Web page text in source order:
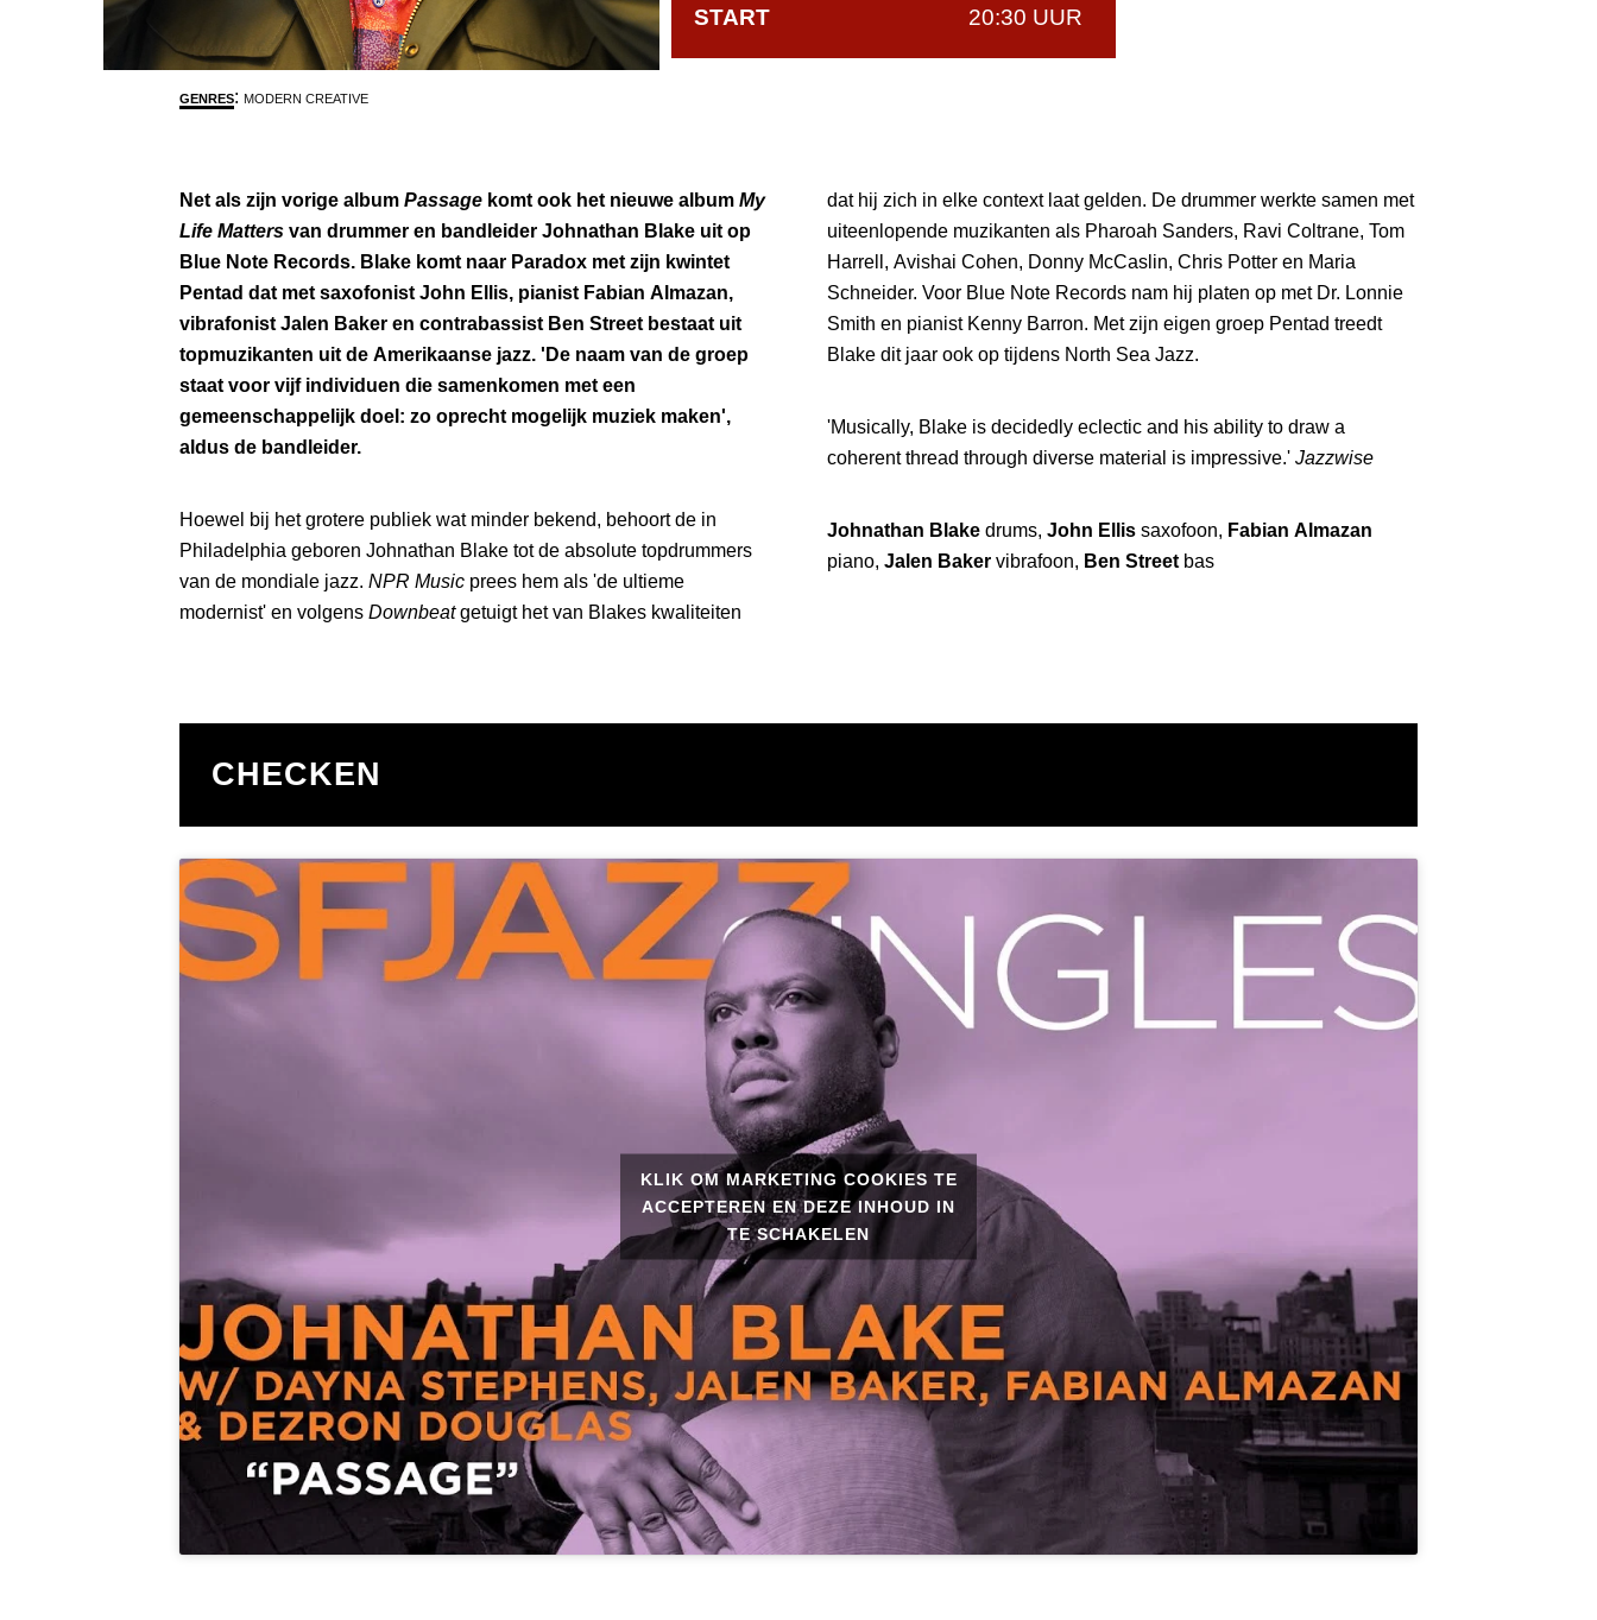
START
20:30 UUR
GENRES: MODERN CREATIVE
Net als zijn vorige album Passage komt ook het nieuwe album My
Life Matters van drummer en bandleider Johnathan Blake uit op
Blue Note Records. Blake komt naar Paradox met zijn kwintet
Pentad dat met saxofonist John Ellis, pianist Fabian Almazan,
vibrafonist Jalen Baker en contrabassist Ben Street bestaat uit
topmuzikanten uit de Amerikaanse jazz. 'De naam van de groep
staat voor vijf individuen die samenkomen met een
gemeenschappelijk doel: zo oprecht mogelijk muziek maken',
aldus de bandleider.
Hoewel bij het grotere publiek wat minder bekend, behoort de in
Philadelphia geboren Johnathan Blake tot de absolute topdrummers
van de mondiale jazz. NPR Music prees hem als 'de ultieme
modernist' en volgens Downbeatgetuigt het van Blakes kwaliteiten
dat hij zich in elke context laat gelden. De drummer werkte samen met
uiteenlopende muzikanten als Pharoah Sanders, Ravi Coltrane, Tom
Harrell, Avishai Cohen, Donny McCaslin, Chris Potter en Maria
Schneider. Voor Blue Note Records nam hij platen op met Dr. Lonnie
Smith en pianist Kenny Barron. Met zijn eigen groep Pentad treedt
Blake dit jaar ook op tijdens North Sea Jazz.
'Musically, Blake is decidedly eclectic and his ability to draw a
coherent thread through diverse material is impressive.' Jazzwise
Johnathan Blake drums, John Ellis saxofoon, Fabian Almazan
piano, Jalen Baker vibrafoon, Ben Street bas
CHECKEN
KLIK OM MARKETING COOKIES TE
ACCEPTEREN EN DEZE INHOUD IN
TE SCHAKELEN